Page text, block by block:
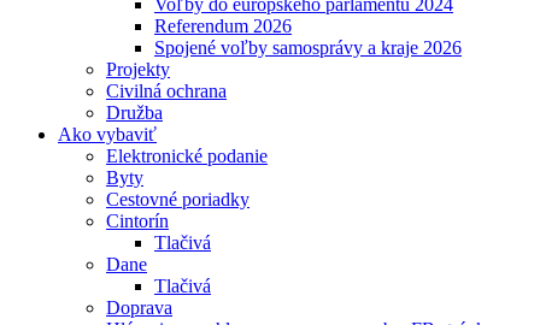
Voľby do európskeho parlamentu 2024
Referendum 2026
Spojené voľby samosprávy a kraje 2026
Projekty
Civilná ochrana
Družba
Ako vybaviť
Elektronické podanie
Byty
Cestovné poriadky
Cintorín
Tlačivá
Dane
Tlačivá
Doprava